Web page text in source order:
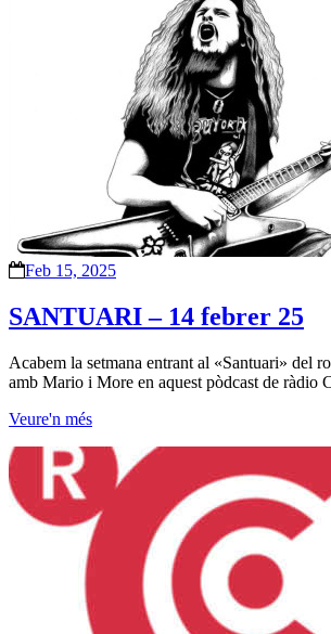
Feb 15, 2025
SANTUARI – 14 febrer 25
Acabem la setmana entrant al «Santuari» del
amb Mario i More en aquest pòdcast de ràdio
Veure'n més